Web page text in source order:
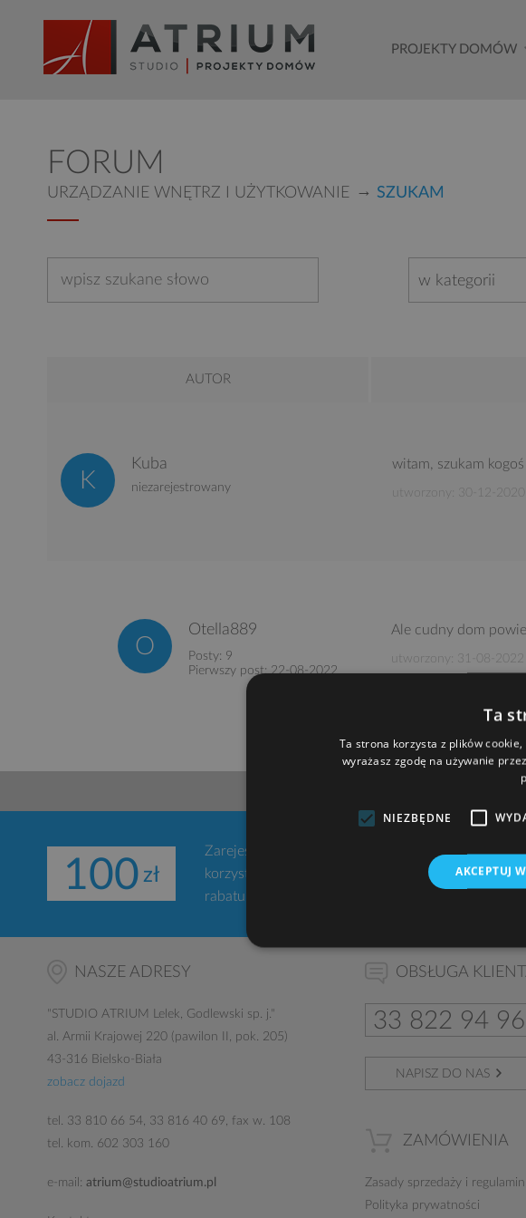
PROJEKTY DOMÓW
FORUM
URZĄDZANIE WNĘTRZ I UŻYTKOWANIE SZUKAM
w kategorii
AUTOR
Kuba
niezarejestrowany
witam, szukam
utworzony: 30-12-2020
Otella889
Posty: 9
Pierwszy post: 22-08-2022
Ale cudny dom
utworzony: 31-08-2022
100
Zarejestruj się w naszym serwisie. Nie przegap
korzystania z narzędzi gdziekolwiek jesteś.
rabatu na zakup projektu domu.
NASZE ADRESY
"STUDIO ATRIUM Lelek, Godlewski sp. j."
al. Armii Krajowej 220 (pawilon II, pok. 205)
43-316 Bielsko-Biała
zobacz dojazd
tel. 33 810 66 54, 33 816 40 69, fax w. 108
tel. kom. 602 303 160
e-mail: atrium@studioatrium.pl
OBSŁUGA
33 822 94 96
NAPISZ DO NAS
ZAMÓWIENIA
Zasady sprzedaży i regulamin
Polityka prywatności
Ta
Ta strona korzysta z plików
wyrażasz zgodę na używanie
NIEZBĘDNE
AKCEPTUJ